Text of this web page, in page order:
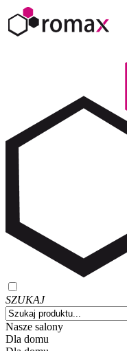
SZUKAJ
Nasze salony
Dla domu